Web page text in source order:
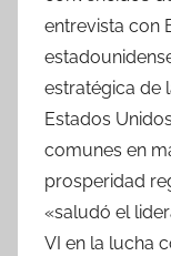
entrevista con
estratégica de
Estados
comunes en
prosperidad
«saludó el
VI en la lucha